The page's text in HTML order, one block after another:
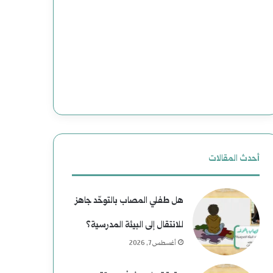
أحدث المقالات
هل طفلي المصاب بالتوحّد جاهز
للانتقال إلى البيئة المدرسية؟
أغسطس 7, 2026